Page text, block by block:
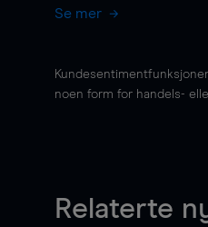
Se mer
noen form for handels-
Relaterte